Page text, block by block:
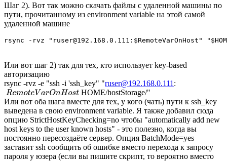
Шаг 2). Вот так можно скачать файлы с удаленной машины по
пути, прочитанному из environment variable на этой самой
удаленной машине
Или вот шаг 2) так для тех, кто использует key-based
авторизацию
rsync -rvz -e "ssh -i 'ssh_key" "ruser@192.168.0.111 :
HOME/hostStorage/"
Или вот оба шага вместе для тех, у кого (чать) пути к ssh_key
выведена в свою environment variable. Я также добавил сюда
опцию StrictHostKeyChecking=no чтобы "automatically add new
host keys to the user known hosts" - это полезно, когда вы
постоянно пересоздаёте сервер. Опция BatchMode=yes
заставит ssh сообщить об ошибке вместо перехода к запросу
пароля у юзера (если вы пишите скрипт, то вероятно вместо